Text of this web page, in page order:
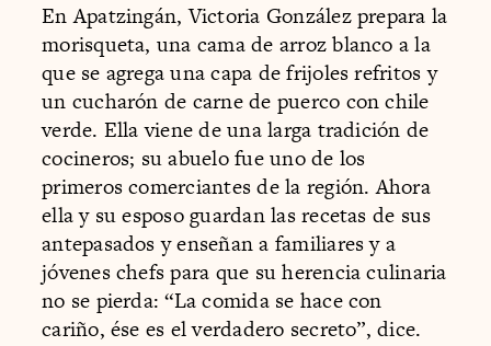
En Apatzingán, Victoria González prepara la
morisqueta, una cama de arroz blanco a la
que se agrega una capa de frijoles refritos y
un cucharón de carne de puerco con chile
verde. Ella viene de una larga tradición de
cocineros; su abuelo fue uno de los
primeros comerciantes de la región. Ahora
ella y su esposo guardan las recetas de sus
antepasados y enseñan a familiares y a
jóvenes chefs para que su herencia culinaria
no se pierda: “La comida se hace con
cariño, ése es el verdadero secreto”, dice.